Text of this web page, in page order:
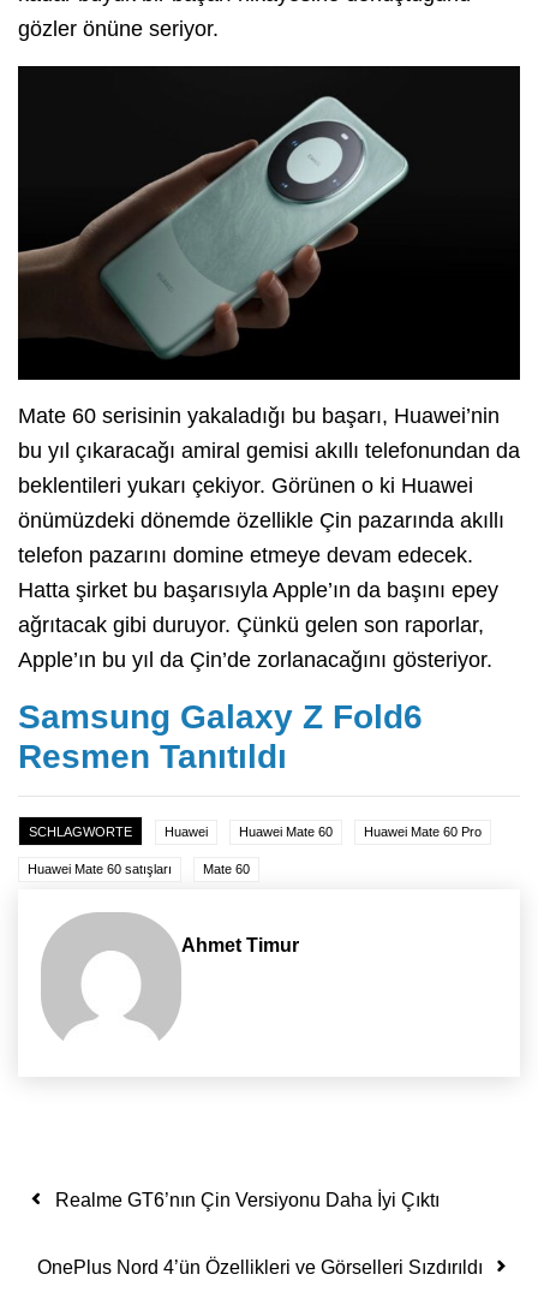
gözler önüne seriyor.
Mate 60 serisinin yakaladığı bu başarı, Huawei’nin
bu yıl çıkaracağı amiral gemisi akıllı telefonundan da
beklentileri yukarı çekiyor. Görünen o ki Huawei
önümüzdeki dönemde özellikle Çin pazarında akıllı
telefon pazarını domine etmeye devam edecek.
Hatta şirket bu başarısıyla Apple’ın da başını epey
ağrıtacak gibi duruyor. Çünkü gelen son raporlar,
Apple’ın bu yıl da Çin’de zorlanacağını gösteriyor.
Samsung Galaxy Z Fold6
Resmen Tanıtıldı
SCHLAGWORTE Huawei Huawei Mate 60 Huawei Mate 60 Pro
Huawei Mate 60 satışları Mate 60
Ahmet Timur
Yazı dolaşımı
Realme GT6’nın Çin Versiyonu Daha İyi Çıktı
OnePlus Nord 4’ün Özellikleri ve Görselleri Sızdırıldı